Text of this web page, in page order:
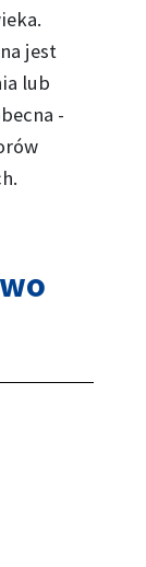
jest
lub
-